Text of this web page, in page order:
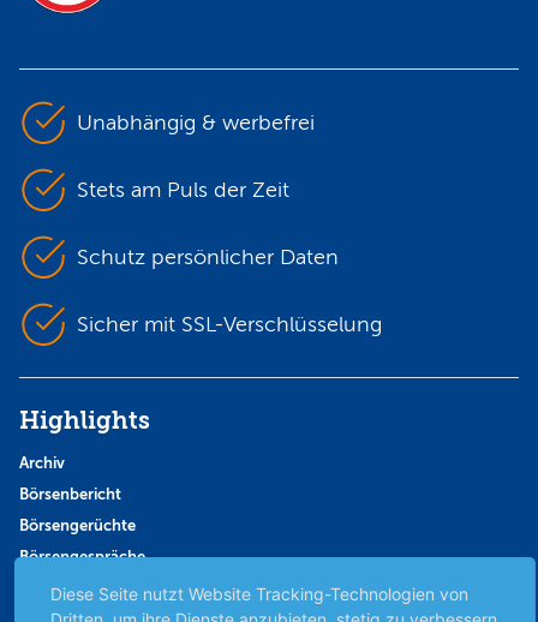
Unabhängig & werbefrei
Stets am Puls der Zeit
Schutz persönlicher Daten
Sicher mit SSL-Verschlüsselung
Highlights
Archiv
Börsenbericht
Börsengerüchte
Börsengespräche
Börsennews
Diese Seite nutzt Website Tracking-Technologien von